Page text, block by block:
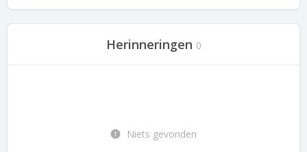
Herinneringen 0
Niets gevonden